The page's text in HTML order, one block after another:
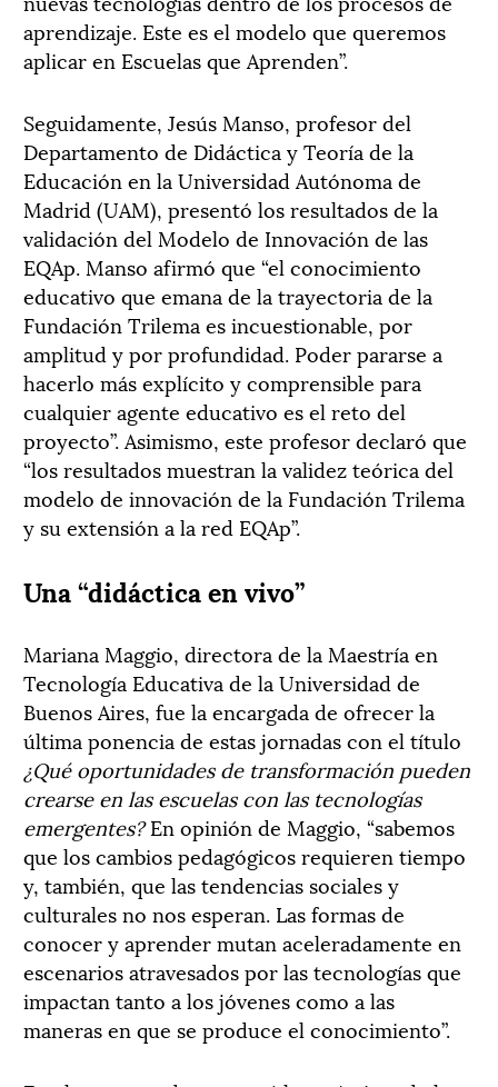
aprendizaje. Este es el modelo que queremos
aplicar en Escuelas que Aprenden”.
Seguidamente, Jesús Manso, profesor del
Departamento de Didáctica y Teoría de la
Educación en la Universidad Autónoma de
Madrid (UAM), presentó los resultados de la
validación del Modelo de Innovación de las
EQAp. Manso afirmó que “el conocimiento
educativo que emana de la trayectoria de la
Fundación Trilema es incuestionable, por
amplitud y por profundidad. Poder pararse a
hacerlo más explícito y comprensible para
cualquier agente educativo es el reto del
proyecto”. Asimismo, este profesor declaró que
“los resultados muestran la validez teórica del
modelo de innovación de la Fundación Trilema
y su extensión a la red EQAp”.
Una “didáctica en vivo”
Mariana Maggio, directora de la Maestría en
Tecnología Educativa de la Universidad de
Buenos Aires, fue la encargada de ofrecer la
última ponencia de estas jornadas con el título
¿Qué oportunidades de transformación pueden
crearse en las escuelas con las tecnologías
emergentes?En opinión de Maggio, “sabemos
que los cambios pedagógicos requieren tiempo
y, también, que las tendencias sociales y
culturales no nos esperan. Las formas de
conocer y aprender mutan aceleradamente en
escenarios atravesados por las tecnologías que
impactan tanto a los jóvenes como a las
maneras en que se produce el conocimiento”.